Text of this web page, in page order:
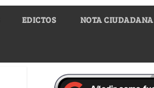
EDICTOS NOTA CIUDADANA